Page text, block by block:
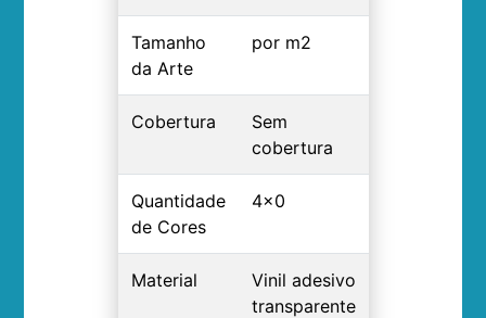
Tamanho
da Arte
por m2
Cobertura
Sem
cobertura
Quantidade
de Cores
4x0
Material
Vinil adesivo
transparente